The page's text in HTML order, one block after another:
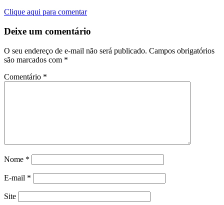
Clique aqui para comentar
Deixe um comentário
O seu endereço de e-mail não será publicado. Campos obrigatórios
são marcados com *
Comentário *
Nome *
E-mail *
Site